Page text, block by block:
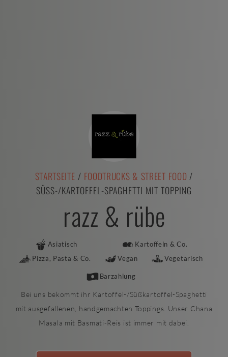
STARTSEITE / FOODTRUCKS & STREET FOOD /
SÜSS-/KARTOFFEL-SPAGHETTI MIT TOPPING
razz & rübe
Asiatisch
Kartoffeln & Co.
Pizza, Pasta & Co.
Vegan Vegetarisch
Barzahlung
Bei uns bekommt ihr Kartoffel-/Süßkartoffel-Spaghetti
mit ausgefallenen, handgemachten Toppings. Unser Chana
Masala mit Basmati-Reis ist immer mit dabei.